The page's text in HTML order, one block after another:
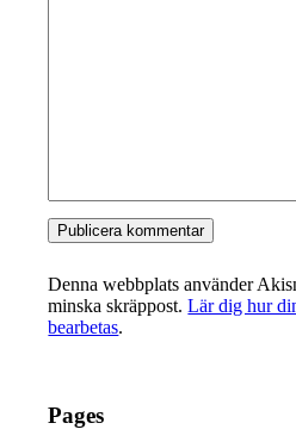
Denna webbplats använder
minska skräppost.Lär dig hur
bearbetas.
Pages